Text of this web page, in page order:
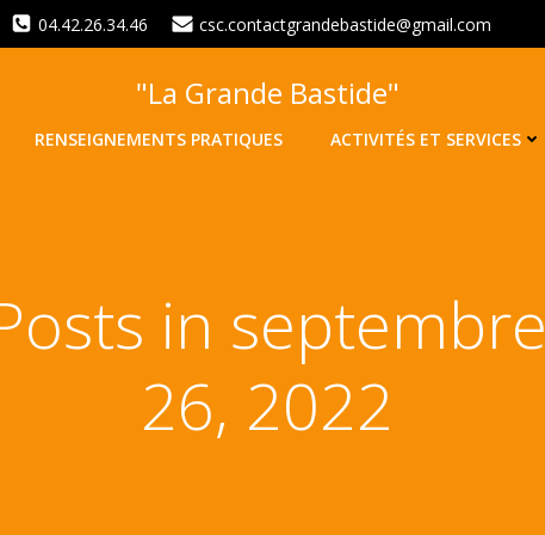
04.42.26.34.46 csc.contactgrandebastide@gmail.com
"La Grande Bastide"
RENSEIGNEMENTS PRATIQUES ACTIVITÉS ET SERVICES
in septembre
26, 2022